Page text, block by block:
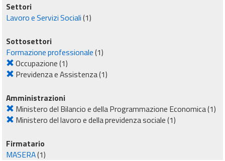
Settori
Lavoro e Servizi Sociali(1)
Sottosettori
Formazione professionale(1)
Occupazione(1)
Previdenza e Assistenza(1)
Amministrazioni
Ministero del Bilancio e della Programmazione Economica(1)
Ministero del lavoro e della previdenza sociale(1)
Firmatario
MASERA(1)